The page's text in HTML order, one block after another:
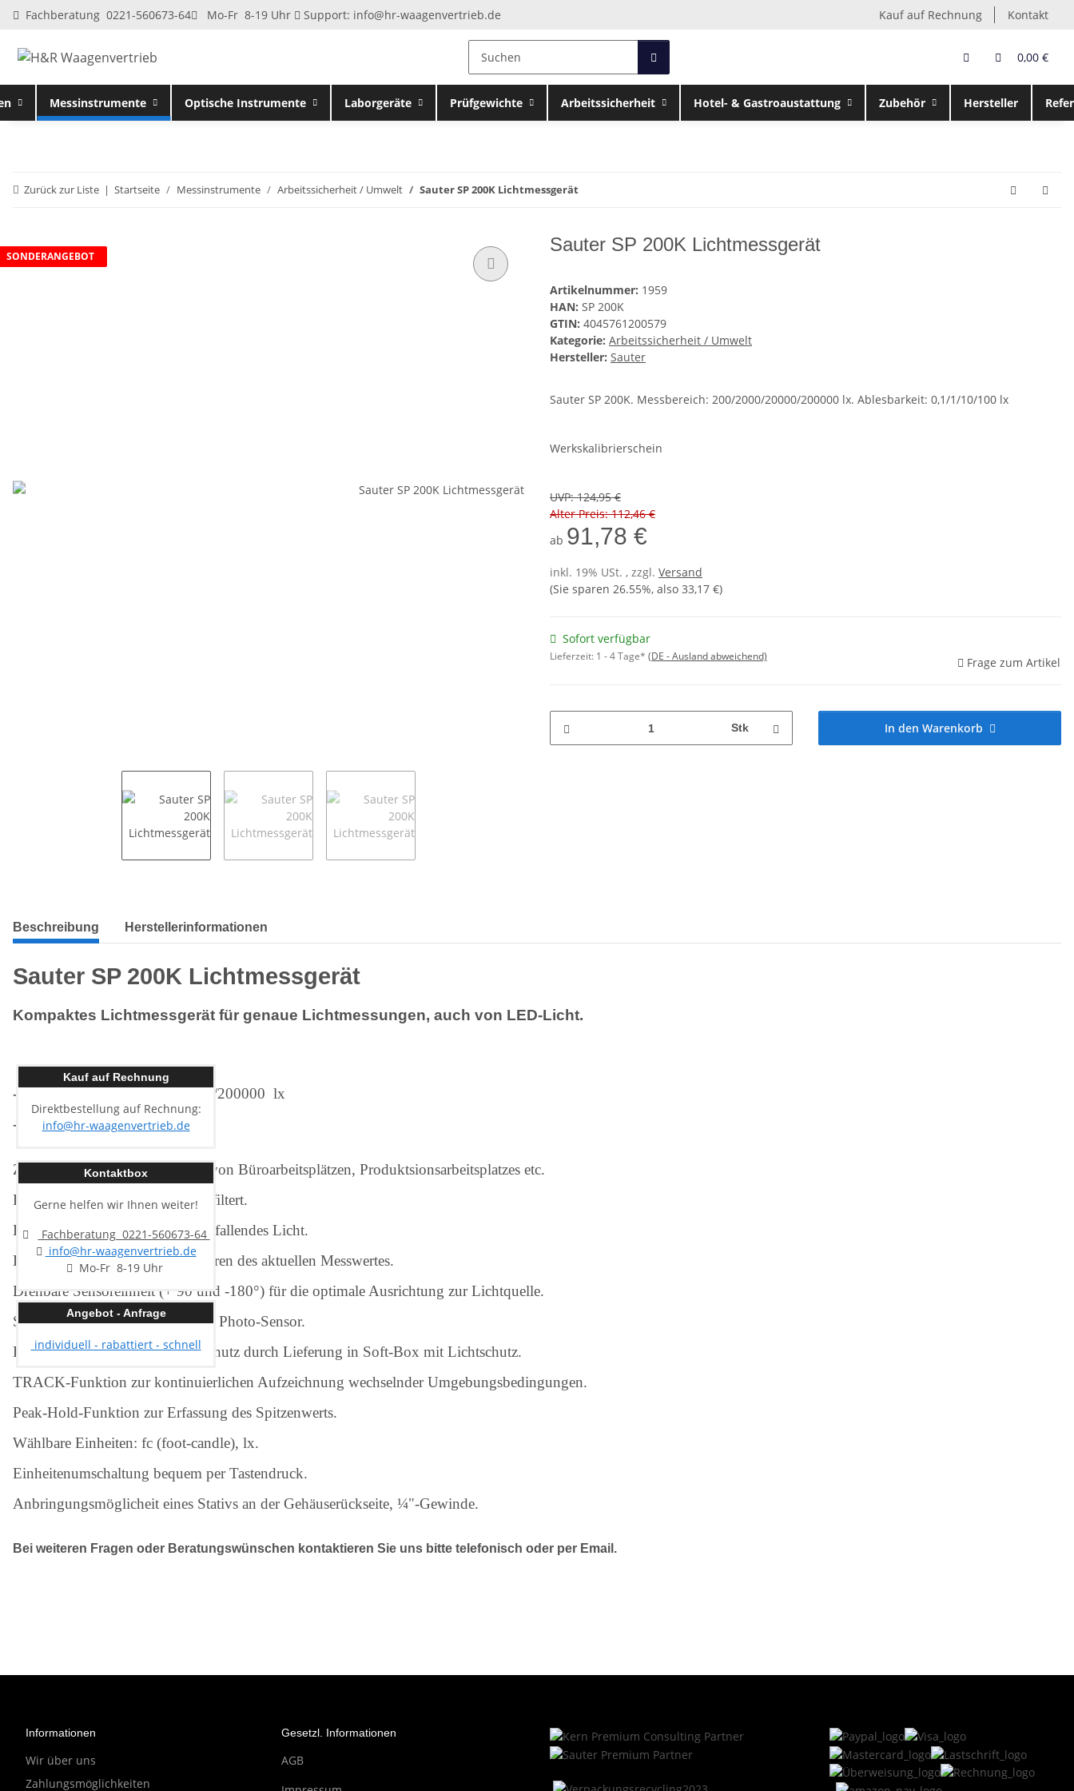
Kauf auf Rechnung Kontakt
Fachberatung 0221-560673-64 Mo-Fr 8-19 Uhr Support: info@hr-waagenvertrieb.de
0,00 €
Messinstrumente Optische Instrumente Laborgeräte Prüfgewichte Arbeitssicherheit Hotel- & Gastroaustattung Zubehör Hersteller
Kontaktbox
Gerne helfen wir Ihnen weiter!
Fachberatung 0221-560673-64
info@hr-waagenvertrieb.de
Mo-Fr 8-19 Uhr
Kauf auf Rechnung
Direktbestellung auf Rechnung:
info@hr-waagenvertrieb.de
Angebot - Anfrage
individuell - rabattiert - schnell
Zurück zur Liste Startseite Messinstrumente Arbeitssicherheit / Umwelt Sauter SP 200K Lichtmessgerät
SONDERANGEBOT
Sauter SP 200K Lichtmessgerät
Artikelnummer: 1959
HAN: SP 200K
GTIN: 4045761200579
Kategorie: Arbeitssicherheit / Umwelt
Hersteller: Sauter
Sauter SP 200K. Messbereich: 200/2000/20000/200000 lx. Ablesbarkeit: 0,1/1/10/100 lx
Werkskalibrierschein
UVP:124,95 €
Alter Preis: 112,46 €
ab 91,78 €
inkl. 19% USt. , zzgl. Versand
(Sie sparen 26.55%, also 33,17 €)
Sofort verfügbar
Lieferzeit: 1 - 4 Tage* (DE - Ausland abweichend) Frage zum Artikel
Stk In den Warenkorb
Beschreibung Herstellerinformationen
Sauter SP 200K Lichtmessgerät
Kompaktes Lichtmessgerät für genaue Lichtmessungen, auch von LED-Licht.
- Messbereich: 200/2000/20000/200000 lx
- Ablesbarkeit:0,1/1/10/100
Zur Messung der Ausleuchtung von Büroarbeitsplätzen, Produktsionsarbeitsplatzes etc.
Photo-Sensor: Siliziumdiode, gefiltert.
Kosinus-Korrektur für schräg einfallendes Licht.
Data-Hold-Funktion zum Einfrieren des aktuellen Messwertes.
Drehbare Sensoreinheit (+ 90 und -180°) für die optimale Ausrichtung zur Lichtquelle.
Stabile Schutzabdeckung für den Photo-Sensor.
Erhöhte Lebensdauer: Aufprallschutz durch Lieferung in Soft-Box mit Lichtschutz.
TRACK-Funktion zur kontinuierlichen Aufzeichnung wechselnder Umgebungsbedingungen.
Peak-Hold-Funktion zur Erfassung des Spitzenwerts.
Wählbare Einheiten: fc (foot-candle), lx.
Einheitenumschaltung bequem per Tastendruck.
Anbringungsmöglicheit eines Stativs an der Gehäuserückseite, ¼"-Gewinde.
Bei weiteren Fragen oder Beratungswünschen kontaktieren Sie uns bitte telefonisch oder per Email.
Informationen
Wir über uns
Zahlungsmöglichkeiten
Gesetzl. Informationen
AGB